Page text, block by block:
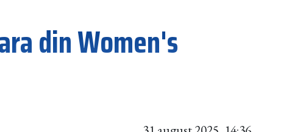
din Women's